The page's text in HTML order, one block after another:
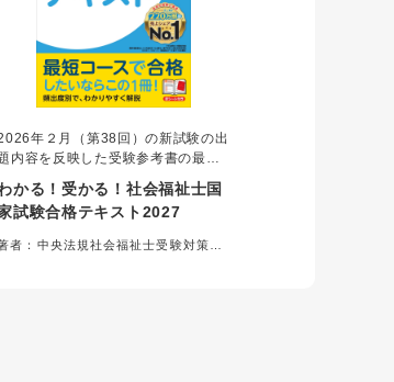
年２月（第38回）の新試験の出
内容を反映した受験参考書の最新
かる！受かる！社会福祉士国
試験合格テキスト2027
者：中央法規社会福祉士受験対策研